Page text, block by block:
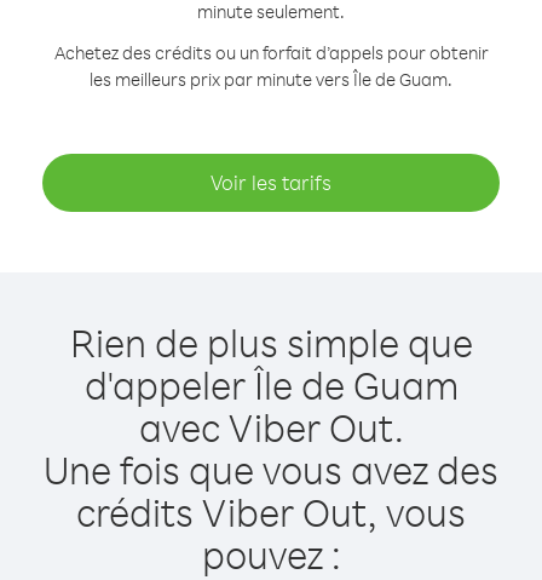
minute seulement.
Achetez des crédits ou un forfait d’appels pour obtenir
les meilleurs prix par minute vers Île de Guam.
Voir les tarifs
Rien de plus simple que
d'appeler Île de Guam
avec Viber Out.
Une fois que vous avez des
crédits Viber Out, vous
pouvez :